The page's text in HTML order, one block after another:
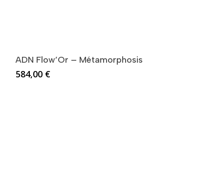
ADN Flow’Or – Métamorphosis
584,00 €